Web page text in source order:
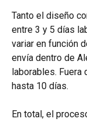
Tanto el diseño
entre 3 y 5 días
variar en función
envía dentro de
laborables. Fuera
hasta 10 días.
En total, el